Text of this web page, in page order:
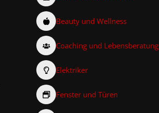
Beauty und Wellness
Coaching und Lebensberatung
Elektriker
Fenster und Türen